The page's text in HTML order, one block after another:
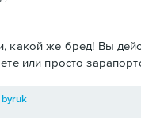
какой же бред! Вы
или просто
byruk